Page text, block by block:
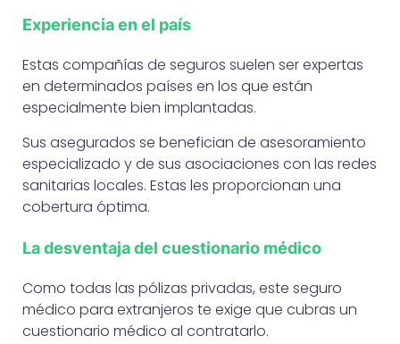
Experiencia en el país
Estas compañías de seguros suelen ser expertas
en determinados países en los que están
especialmente bien implantadas.
Sus asegurados se benefician de asesoramiento
especializado y de sus asociaciones con las redes
sanitarias locales. Estas les proporcionan una
cobertura óptima.
La desventaja del cuestionario médico
Como todas las pólizas privadas, este seguro
médico para extranjeros te exige que cubras un
cuestionario médico al contratarlo.